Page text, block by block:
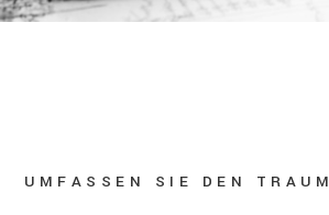
UMFASSEN SIE DEN TRAUM